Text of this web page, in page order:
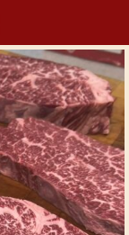
Toggle
navigation